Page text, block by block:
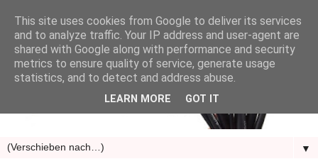
▼
This site uses cookies from Google to deliver its services
and to analyze traffic. Your IP address and user-agent are
shared with Google along with performance and security
metrics to ensure quality of service, generate usage
statistics, and to detect and address abuse.
LEARN MORE GOT IT